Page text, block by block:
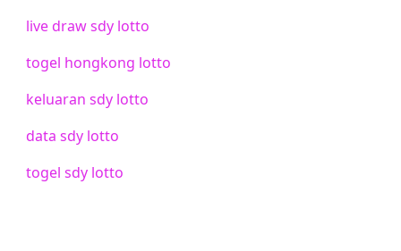
live draw sdy lotto
togel hongkong lotto
keluaran sdy lotto
data sdy lotto
togel sdy lotto